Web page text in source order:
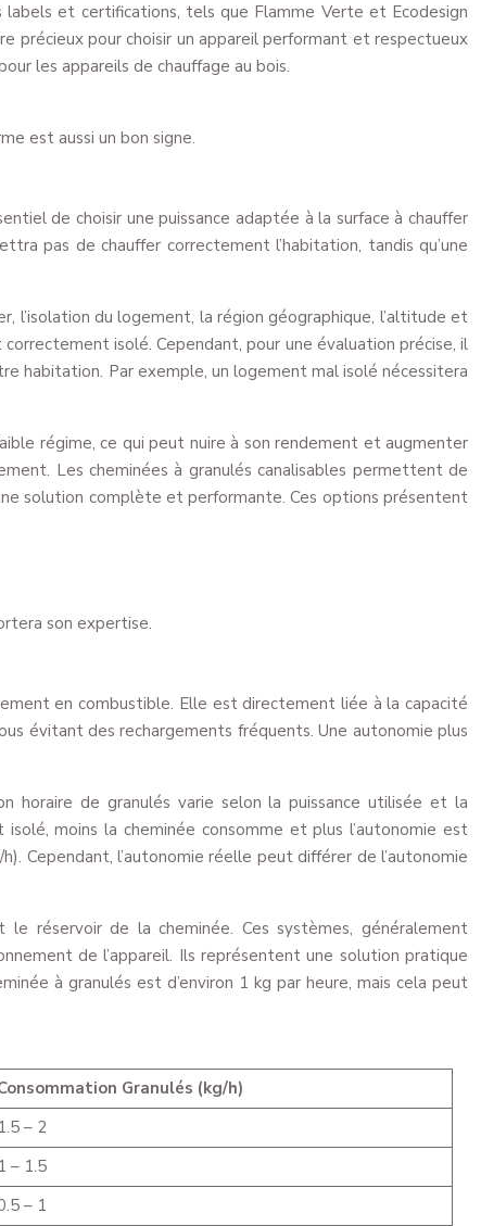
et certifications, tels que Flamme Verte et Ecodesign
précieux pour choisir un appareil performant et respectueux
les appareils de chauffage au bois.
est aussi un bon signe.
de choisir une puissance adaptée à la surface à chauffer
pas de chauffer correctement l’habitation, tandis qu’une
l’isolation du logement, la région géographique, l’altitude et
isolé. Cependant, pour une évaluation précise, il
habitation. Par exemple, un logement mal isolé nécessitera
régime, ce qui peut nuire à son rendement et augmenter
Les cheminées à granulés canalisables permettent de
solution complète et performante. Ces options présentent
son expertise.
en combustible. Elle est directement liée à la capacité
évitant des rechargements fréquents. Une autonomie plus
horaire de granulés varie selon la puissance utilisée et la
moins la cheminée consomme et plus l’autonomie est
Cependant, l’autonomie réelle peut différer de l’autonomie
réservoir de la cheminée. Ces systèmes, généralement
de l’appareil. Ils représentent une solution pratique
à granulés est d’environ 1 kg par heure, mais cela peut
Granulés (kg/h)
1.5 – 2
1 – 1.5
– 1